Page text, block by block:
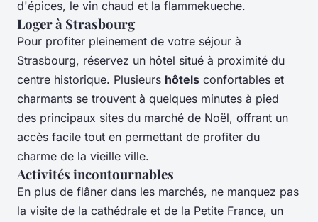
d'épices, le vin chaud et la flammekueche.
Loger à Strasbourg
Pour profiter pleinement de votre séjour à
Strasbourg, réservez un hôtel situé à proximité du
centre historique. Plusieurs hôtels confortables et
charmants se trouvent à quelques minutes à pied
des principaux sites du marché de Noël, offrant un
accès facile tout en permettant de profiter du
charme de la vieille ville.
Activités incontournables
En plus de flâner dans les marchés, ne manquez pas
la visite de la cathédrale et de la Petite France, un